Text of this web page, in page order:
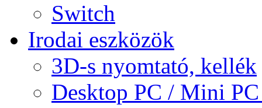
Switch
Irodai eszközök
3D-s nyomtató, kellék
Desktop PC / Mini